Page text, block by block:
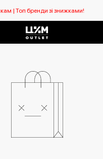
| Топ бренди зі знижками!